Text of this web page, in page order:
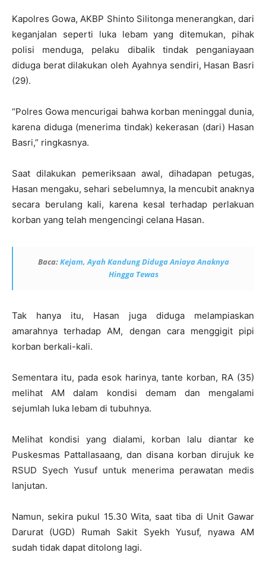
Kapolres Gowa, AKBP Shinto Silitonga menerangkan, dari
keganjalan seperti luka lebam yang ditemukan, pihak
polisi menduga, pelaku dibalik tindak penganiayaan
diduga berat dilakukan oleh Ayahnya sendiri, Hasan Basri
(29).
“Polres Gowa mencurigai bahwa korban meninggal dunia,
karena diduga (menerima tindak) kekerasan (dari) Hasan
Basri,” ringkasnya.
Saat dilakukan pemeriksaan awal, dihadapan petugas,
Hasan mengaku, sehari sebelumnya, Ia mencubit anaknya
secara berulang kali, karena kesal terhadap perlakuan
korban yang telah mengencingi celana Hasan.
Baca:Kejam, Ayah Kandung Diduga Aniaya Anaknya
Hingga Tewas
Tak hanya itu, Hasan juga diduga melampiaskan
amarahnya terhadap AM, dengan cara menggigit pipi
korban berkali-kali.
Sementara itu, pada esok harinya, tante korban, RA (35)
melihat AM dalam kondisi demam dan mengalami
sejumlah luka lebam di tubuhnya.
Melihat kondisi yang dialami, korban lalu diantar ke
Puskesmas Pattallasaang, dan disana korban dirujuk ke
RSUD Syech Yusuf untuk menerima perawatan medis
lanjutan.
Namun, sekira pukul 15.30 Wita, saat tiba di Unit Gawar
Darurat (UGD) Rumah Sakit Syekh Yusuf, nyawa AM
sudah tidak dapat ditolong lagi.